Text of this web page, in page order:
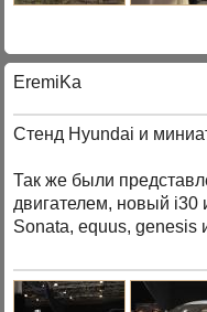
EremiKa
Стенд Hyundai и
Так же были
двигателем, новый i30
Sonata, equus, genesis